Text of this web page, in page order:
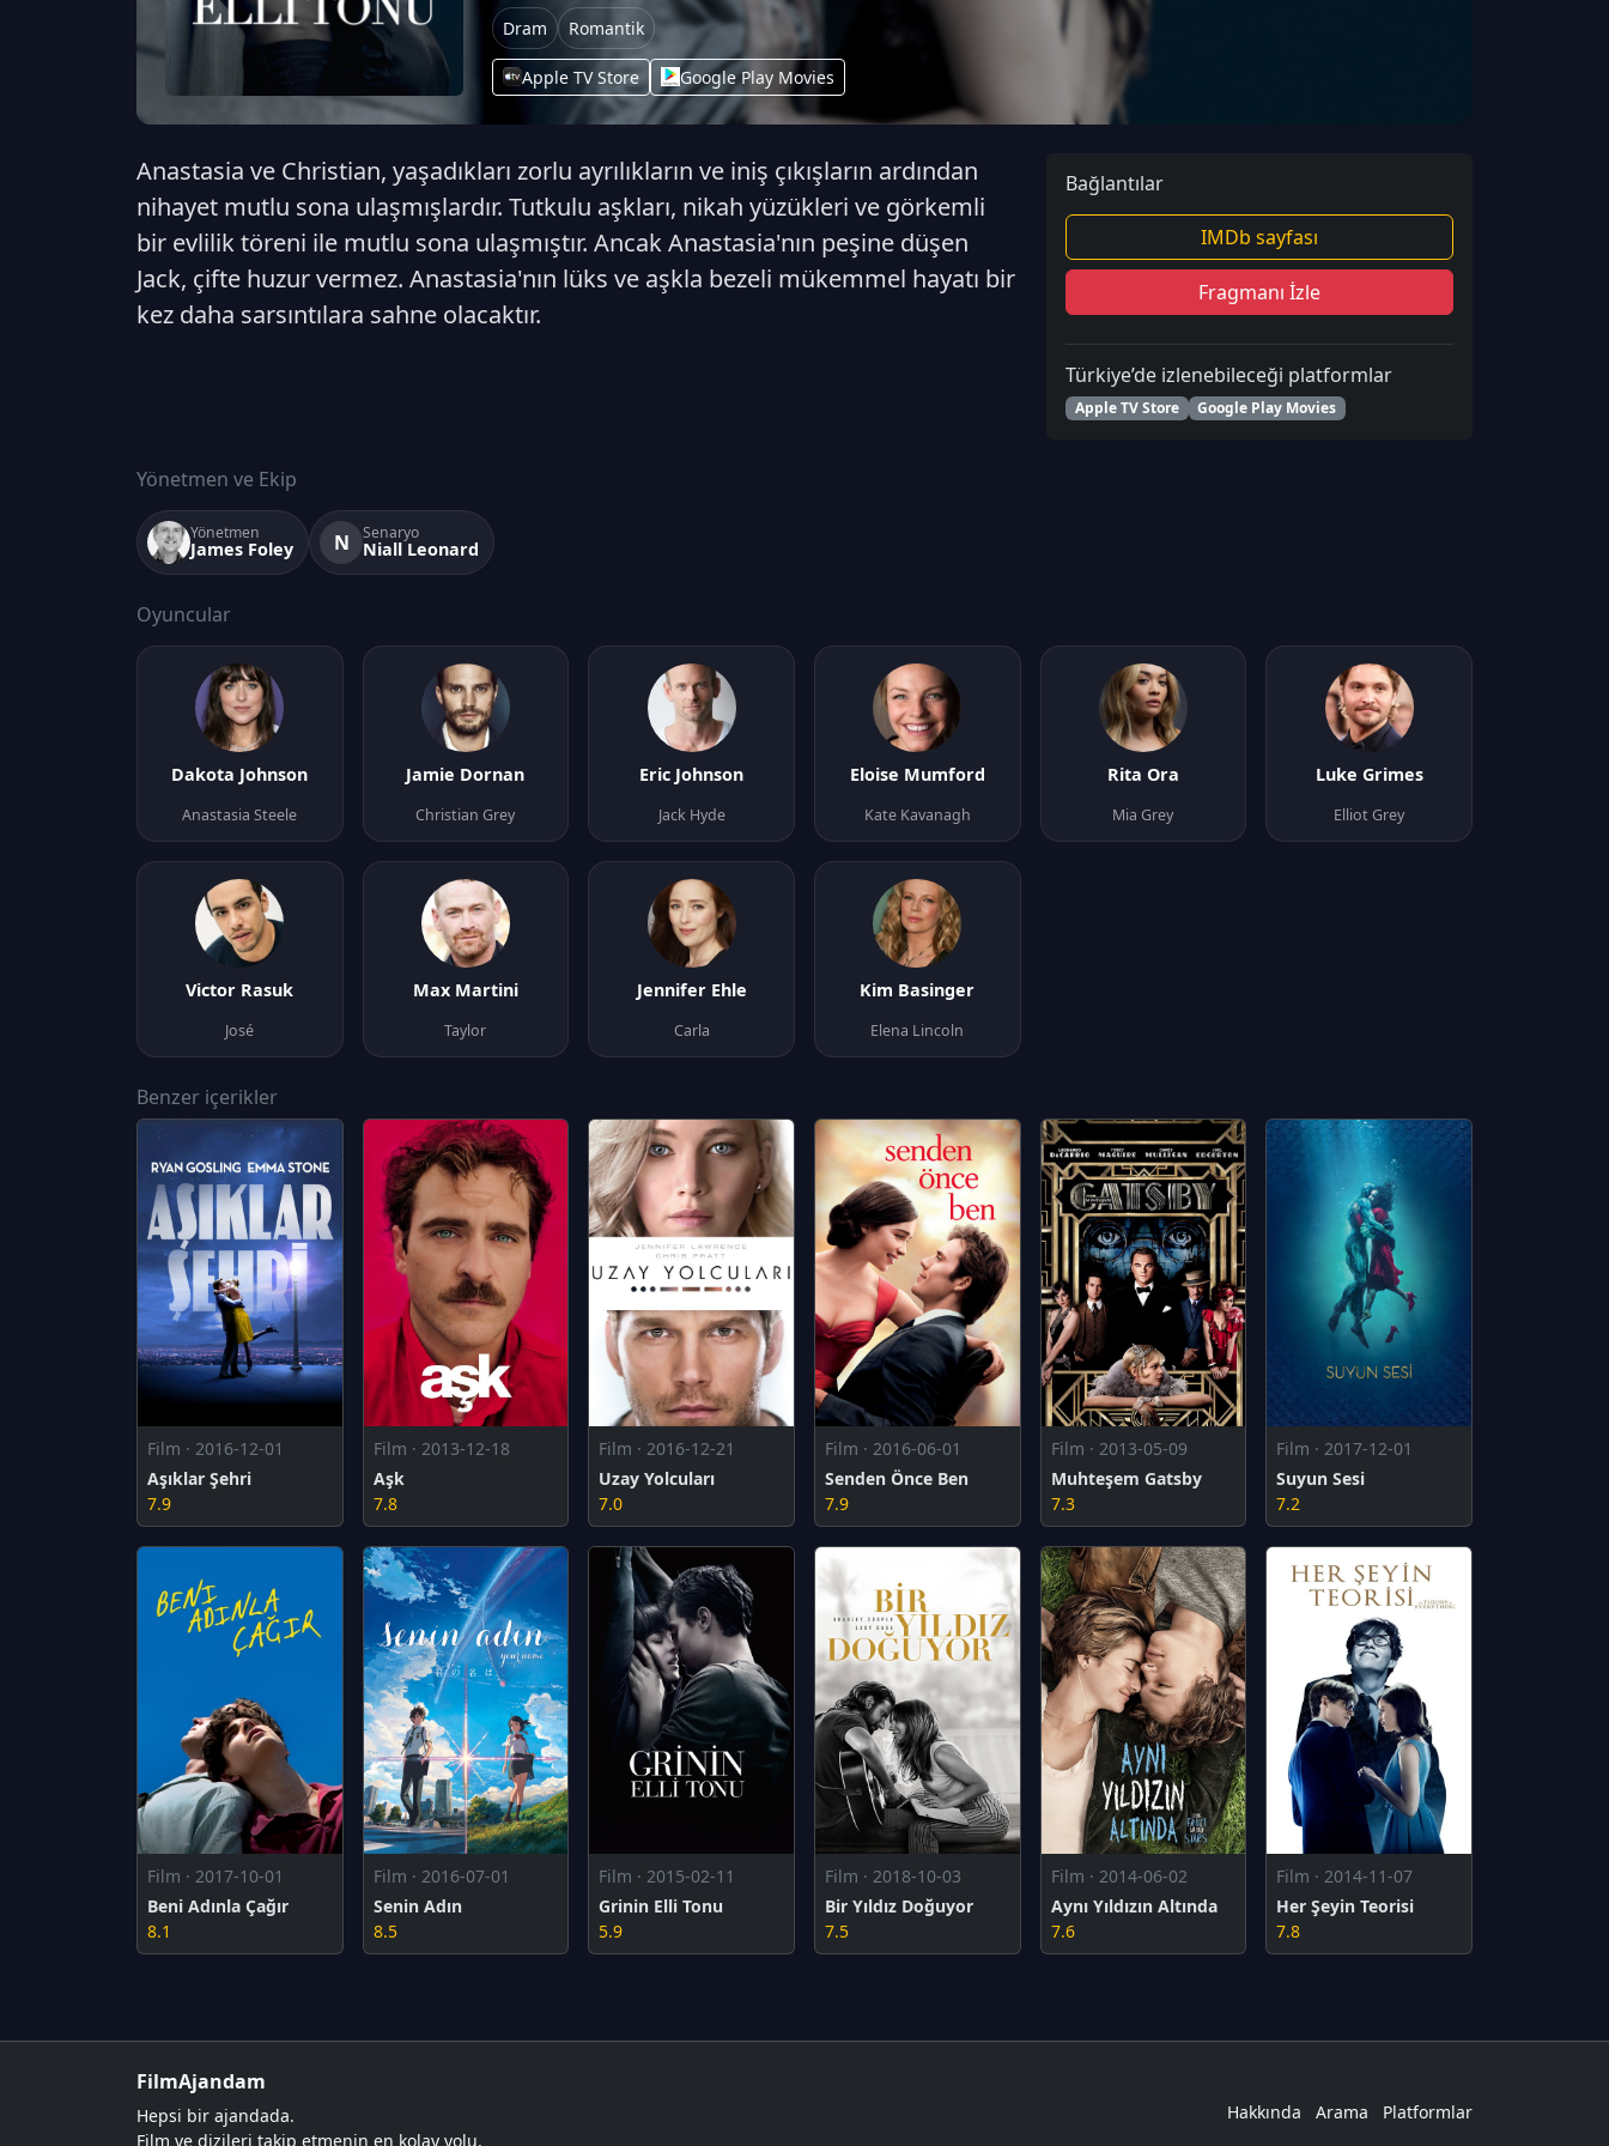
Dram Romantik
Apple TV Store Google Play Movies
Anastasia ve Christian, yaşadıkları zorlu ayrılıkların ve iniş çıkışların ardından
nihayet mutlu sona ulaşmışlardır. Tutkulu aşkları, nikah yüzükleri ve görkemli
bir evlilik töreni ile mutlu sona ulaşmıştır. Ancak Anastasia'nın peşine düşen
Jack, çifte huzur vermez. Anastasia'nın lüks ve aşkla bezeli mükemmel hayatı bir
kez daha sarsıntılara sahne olacaktır.
Bağlantılar
IMDb sayfası
Fragmanı İzle
Türkiye’de izlenebileceği platformlar
Apple TV Store Google Play Movies
Yönetmen ve Ekip
Yönetmen
James Foley N Senaryo
Niall Leonard
Oyuncular
Dakota Johnson
Anastasia Steele
Jamie Dornan
Christian Grey
Eric Johnson
Jack Hyde
Eloise Mumford
Kate Kavanagh
Rita Ora
Mia Grey
Luke Grimes
Elliot Grey
Victor Rasuk
José
Max Martini
Taylor
Jennifer Ehle
Carla
Kim Basinger
Elena Lincoln
Benzer içerikler
Film · 2016-12-01
Aşıklar Şehri
7.9
Film · 2013-12-18
Aşk
7.8
Film · 2016-12-21
Uzay Yolcuları
7.0
Film · 2016-06-01
Senden Önce Ben
7.9
Film · 2013-05-09
Muhteşem Gatsby
7.3
Film · 2017-12-01
Suyun Sesi
7.2
Film · 2017-10-01
Beni Adınla Çağır
8.1
Film · 2016-07-01
Senin Adın
8.5
Film · 2015-02-11
Grinin Elli Tonu
5.9
Film · 2018-10-03
Bir Yıldız Doğuyor
7.5
Film · 2014-06-02
Aynı Yıldızın Altında
7.6
Film · 2014-11-07
Her Şeyin Teorisi
7.8
FilmAjandam
Hepsi bir ajandada.
Film ve dizileri takip etmenin en kolay yolu.
Hakkında Arama Platformlar